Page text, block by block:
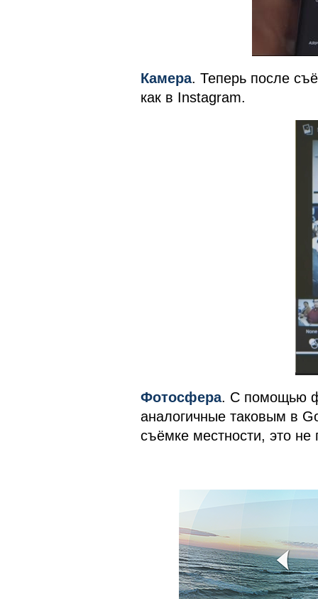
Камера. Теперь после
как в Instagram.
Фотосфера. С помощью
аналогичные таковым в
съёмке местности, это не